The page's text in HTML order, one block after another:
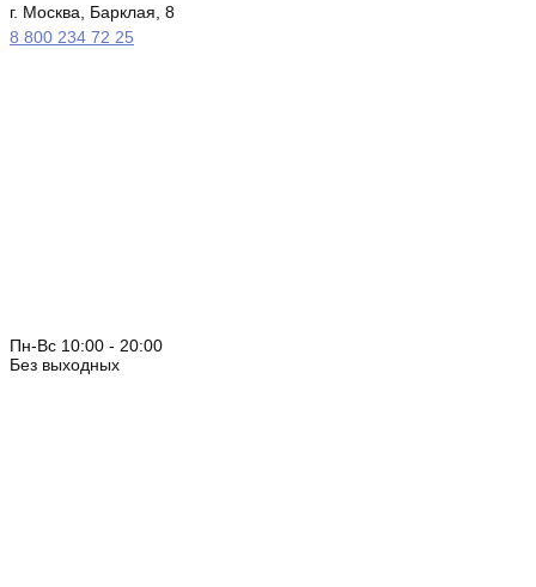
г. Москва, Барклая, 8
8 800 234 72 25
Пн-Вс 10:00 - 20:00
Без выходных